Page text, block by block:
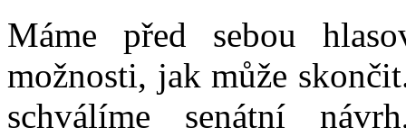
Máme před sebou
možnosti, jak může
schválíme senátní